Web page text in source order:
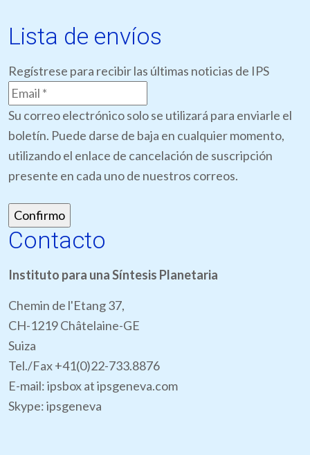
Lista de envíos
Regístrese para recibir las últimas noticias de IPS
Su correo electrónico solo se utilizará para enviarle el
boletín. Puede darse de baja en cualquier momento,
utilizando el enlace de cancelación de suscripción
presente en cada uno de nuestros correos.
Contacto
Instituto para una Síntesis Planetaria
Chemin de l'Etang 37,
CH-1219 Châtelaine-GE
Suiza
Tel./Fax +41(0)22-733.8876
E-mail: ipsbox at ipsgeneva.com
Skype: ipsgeneva